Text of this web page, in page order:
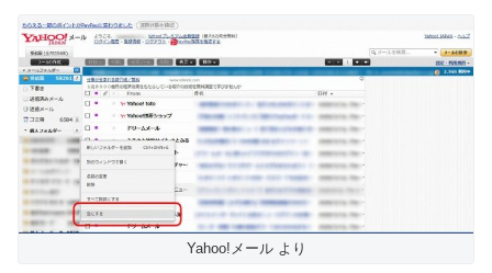
Yahoo!メール より